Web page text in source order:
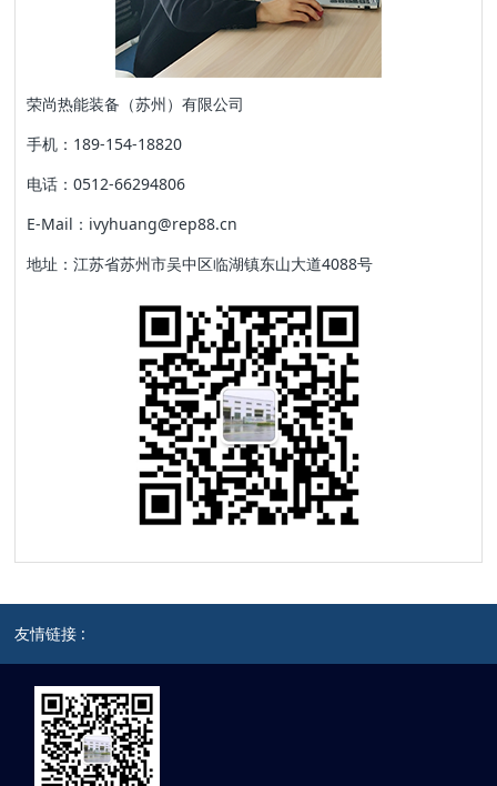
荣尚热能装备（苏州）有限公司
手机：189-154-18820
电话：0512-66294806
E-Mail：ivyhuang@rep88.cn
地址：江苏省苏州市吴中区临湖镇东山大道4088号
友情链接 :